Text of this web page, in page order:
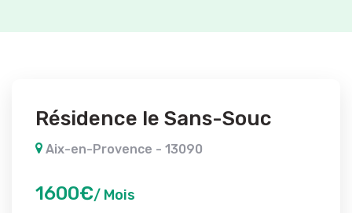
Résidence le Sans-Souc
Aix-en-Provence - 13090
1600€/ Mois